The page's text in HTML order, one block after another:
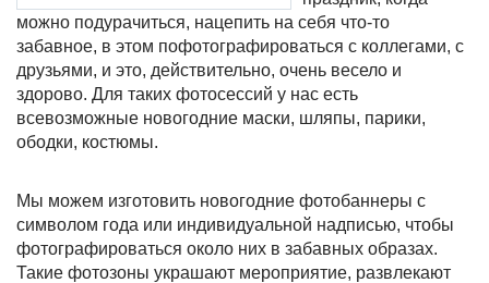
можно подурачиться, нацепить на себя что-то
забавное, в этом пофотографироваться с коллегами, с
друзьями, и это, действительно, очень весело и
здорово. Для таких фотосессий у нас есть
всевозможные новогодние маски, шляпы, парики,
ободки, костюмы.
Мы можем изготовить новогодние фотобаннеры с
символом года или индивидуальной надписью, чтобы
фотографироваться около них в забавных образах.
Такие фотозоны украшают мероприятие, развлекают